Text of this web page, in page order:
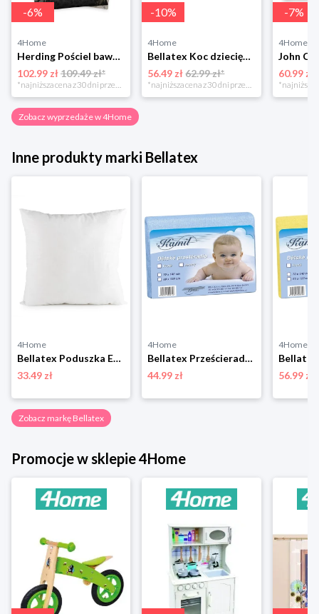
-6%
4Home
Herding Pościel bawełniana Game of the Thrones, 140 x 200 cm, 70 x 90 cm
102.99 zł109.49 zł*
-10%
4Home
Bellatex Koc dziecięcy Bára Butterfly różowy, 75 x 100 cm
56.49 zł 62.99 zł*
-7%
4Home
60.99 zł
Zobacz wyprzedaże w 4Home
Inne produkty marki Bellatex
4Home
Bellatex Poduszka Ekonomy bawełna, 40 x 50 cm
33.49 zł
4Home
Bellatex Prześcieradło dziecięce frotte, jasnoniebieskie, 60 x 120 cm
44.99 zł
4Home
56.99 zł
Zobacz markę Bellatex
Promocje w sklepie 4Home